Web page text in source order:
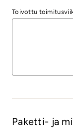
Toivottu
Paketti- ja